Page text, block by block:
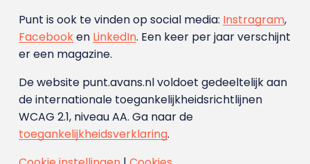
Punt is ook te vinden op social media: Instragram,
Facebooken LinkedIn. Een keer per jaar verschijnt
er een magazine.
De website punt.avans.nl voldoet gedeeltelijk aan
de internationale toegankelijkheidsrichtlijnen
WCAG 2.1, niveau AA. Ga naar de
toegankelijkheidsverklaring.